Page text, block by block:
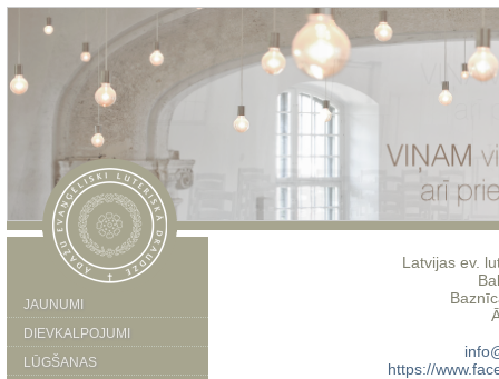
JAUNUMI
DIEVKALPOJUMI
LŪGŠANAS
Latvijas ev.
https://